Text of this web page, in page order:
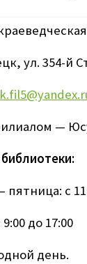
ул. 354-й
—
с
до 17:00
день.